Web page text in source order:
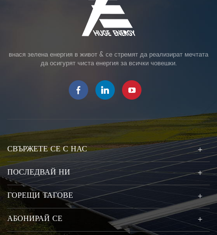
внася зелена енергия в живот & се стремят да реализират мечтата
да осигурят чиста енергия за всички човешки.
СВЪРЖЕТЕ СЕ С НАС
ПОСЛЕДВАЙ НИ
ГОРЕЩИ ТАГОВЕ
АБОНИРАЙ СЕ